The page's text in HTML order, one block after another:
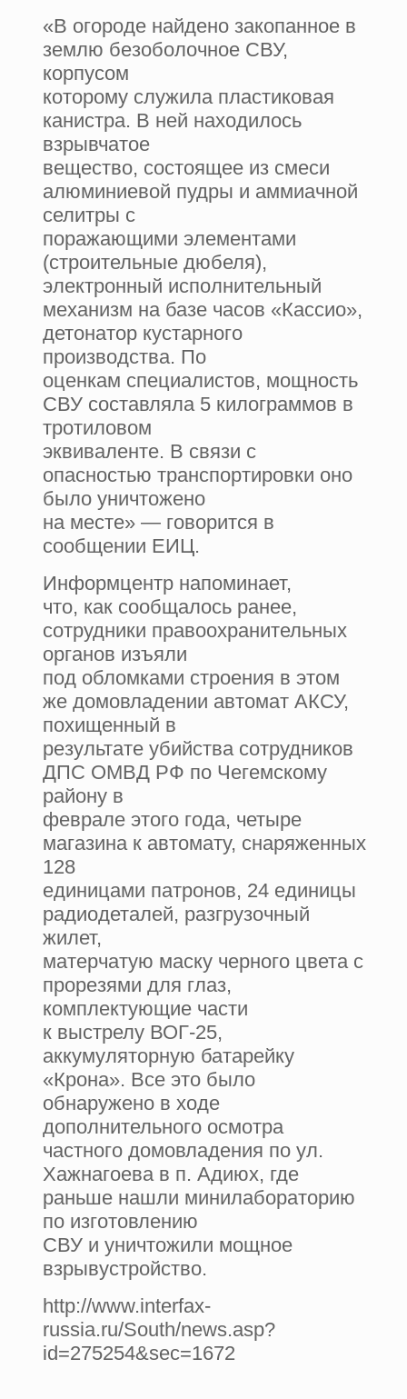
«В огороде найдено закопанное в
землю безоболочное СВУ,
корпусом
которому служила пластиковая
канистра. В ней находилось
взрывчатое
вещество, состоящее из смеси
алюминиевой пудры и аммиачной
селитры с
поражающими элементами
(строительные дюбеля),
электронный исполнительный
механизм на базе часов «Кассио»,
детонатор кустарного
производства. По
оценкам специалистов, мощность
СВУ составляла 5 килограммов в
тротиловом
эквиваленте. В связи с
опасностью транспортировки оно
было уничтожено
на месте» — говорится в
сообщении ЕИЦ.
Информцентр напоминает,
что, как сообщалось ранее,
сотрудники правоохранительных
органов изъяли
под обломками строения в этом
же домовладении автомат АКСУ,
похищенный в
результате убийства сотрудников
ДПС ОМВД РФ по Чегемскому
району в
феврале этого года, четыре
магазина к автомату, снаряженных
128
единицами патронов, 24 единицы
радиодеталей, разгрузочный
жилет,
матерчатую маску черного цвета с
прорезями для глаз,
комплектующие части
к выстрелу ВОГ-25,
аккумуляторную батарейку
«Крона». Все это было
обнаружено в ходе
дополнительного осмотра
частного домовладения по ул.
Хажнагоева в п. Адиюх, где
раньше нашли минилабораторию
по изготовлению
СВУ и уничтожили мощное
взрывустройство.
http://www.interfax-
russia.ru/South/news.asp?
id=275254&sec=1672